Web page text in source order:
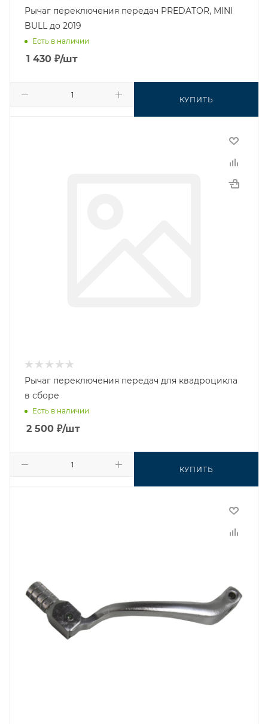
Рычаг переключения передач PREDATOR, MINI
BULL до 2019
Есть в наличии
1 430 ₽/шт
КУПИТЬ
Рычаг переключения передач для квадроцикла
в сборе
Есть в наличии
2 500 ₽/шт
КУПИТЬ